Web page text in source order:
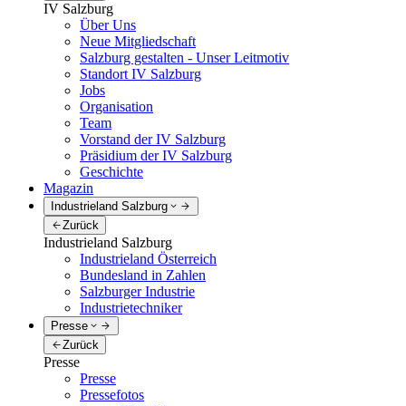
IV Salzburg
Über Uns
Neue Mitgliedschaft
Salzburg gestalten - Unser Leitmotiv
Standort IV Salzburg
Jobs
Organisation
Team
Vorstand der IV Salzburg
Präsidium der IV Salzburg
Geschichte
Magazin
Industrieland Salzburg
Zurück
Industrieland Salzburg
Industrieland Österreich
Bundesland in Zahlen
Salzburger Industrie
Industrietechniker
Presse
Zurück
Presse
Presse
Pressefotos